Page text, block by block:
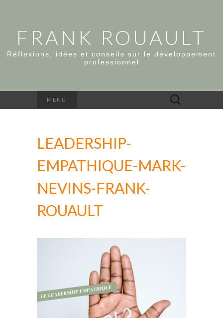
FRANK ROUAULT
Réflexions, idées et conseils sur le développement
professionnel
MENU Rechercher :
LEADERSHIP-
EMPATHIQUE-MARK-
NEVINS-FRANK-
ROUAULT